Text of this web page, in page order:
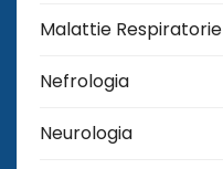
Malattie Respiratorie
Nefrologia
Neurologia